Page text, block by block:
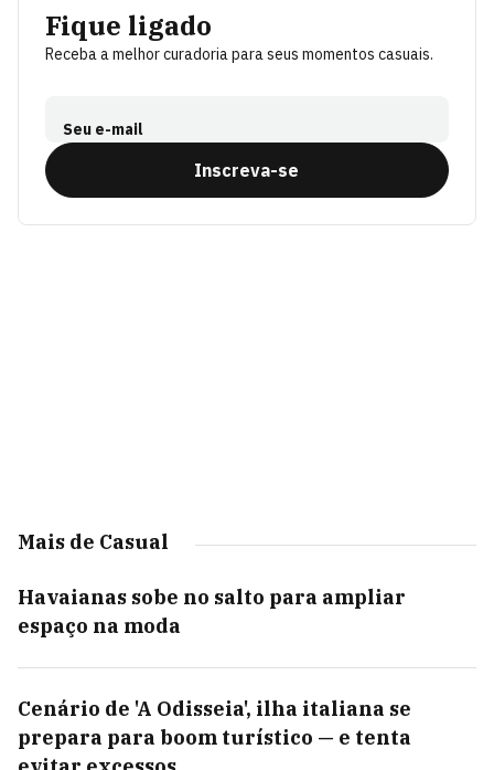
Fique ligado
Receba a melhor curadoria para seus momentos casuais.
Seu e-mail
Inscreva-se
Mais de Casual
Havaianas sobe no salto para ampliar
espaço na moda
Cenário de 'A Odisseia', ilha italiana se
prepara para boom turístico — e tenta